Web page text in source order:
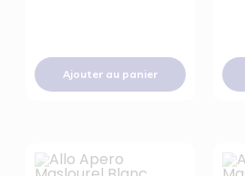
Ajouter au panier